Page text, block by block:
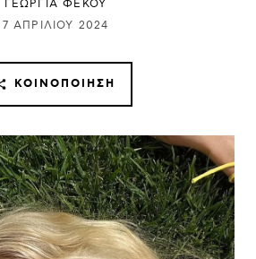
ΓΕΩΡΓΙΑ ΦΕΚΟΥ
7 ΑΠΡΙΛΊΟΥ 2024
ΚΟΙΝΟΠΟΊΗΣΗ